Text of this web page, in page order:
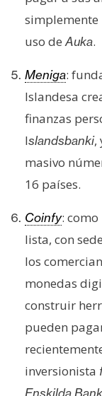
s
o
n
a
c
t
o
P
l
i
c
i
a
d
simplemente
uso deAuka.
Meniga:
Islandesa
finanzas
Islandsbanki,
masivo
16 países.
Coinfy:
lista, con
los
monedas
construir
pueden
inversionista
Enskilda